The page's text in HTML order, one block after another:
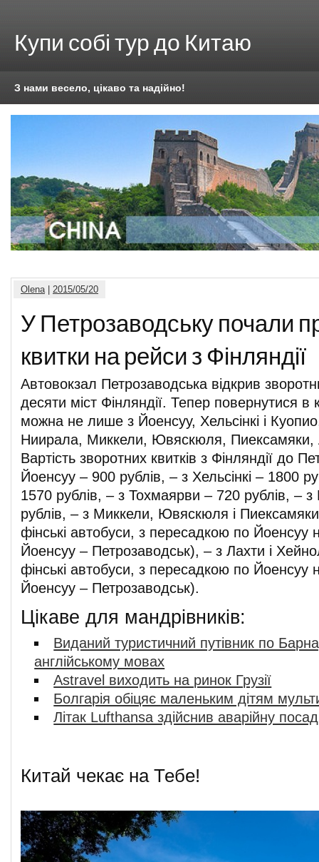
Купи собі тур до Китаю
З нами весело, цікаво та надійно!
Olena| 2015/05/20
У Петрозаводську почали
квитки на рейси з Фінляндії
Автовокзал Петрозаводська відкрив
десяти міст Фінляндії. Тепер повернутися в
можна не лише з Йоенсуу, Хельсінкі і
Ниирала, Миккели, Ювяскюля, Пиексамяки,
Вартість зворотних квитків з Фінляндії до
Йоенсуу – 900 рублів, – з Хельсінкі – 1800
1570 рублів, – з Тохмаярви – 720 рублів, –
рублів, – з Миккели, Ювяскюля і
фінські автобуси, з пересадкою по
Йоенсуу – Петрозаводськ), – з Лахти і
фінські автобуси, з пересадкою по
Йоенсуу – Петрозаводськ).
Цікаве для мандрівників:
Виданий туристичний путівник по
англійському мовах
Astravel виходить на ринок Грузії
Болгарія обіцяє маленьким дітям
Літак Lufthansa здійснив аварійну
Китай чекає на Тебе!